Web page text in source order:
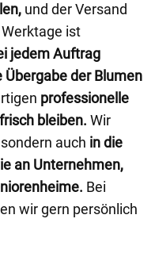
und der Versand
ist
jedem Auftrag
der Blumen
professionelle
bleiben. Wir
auch in die
an Unternehmen,
Bei
wir gern persönlich